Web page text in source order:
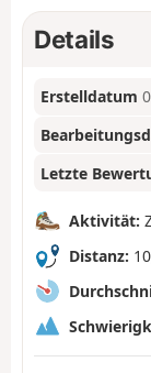
Details
Erstelldatum
Letzte
Aktivität:
Distanz: